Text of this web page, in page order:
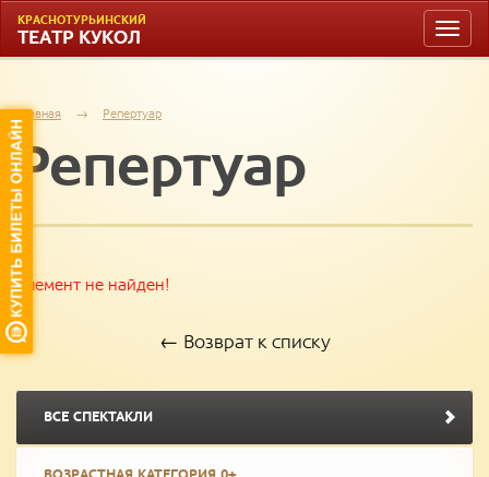
КРАСНОТУРЬИНСКИЙ
ТЕАТР КУКОЛ
Toggle
Главная → Репертуар
Репертуар
Элемент не найден!
← Возврат к списку
ВСЕ СПЕКТАКЛИ